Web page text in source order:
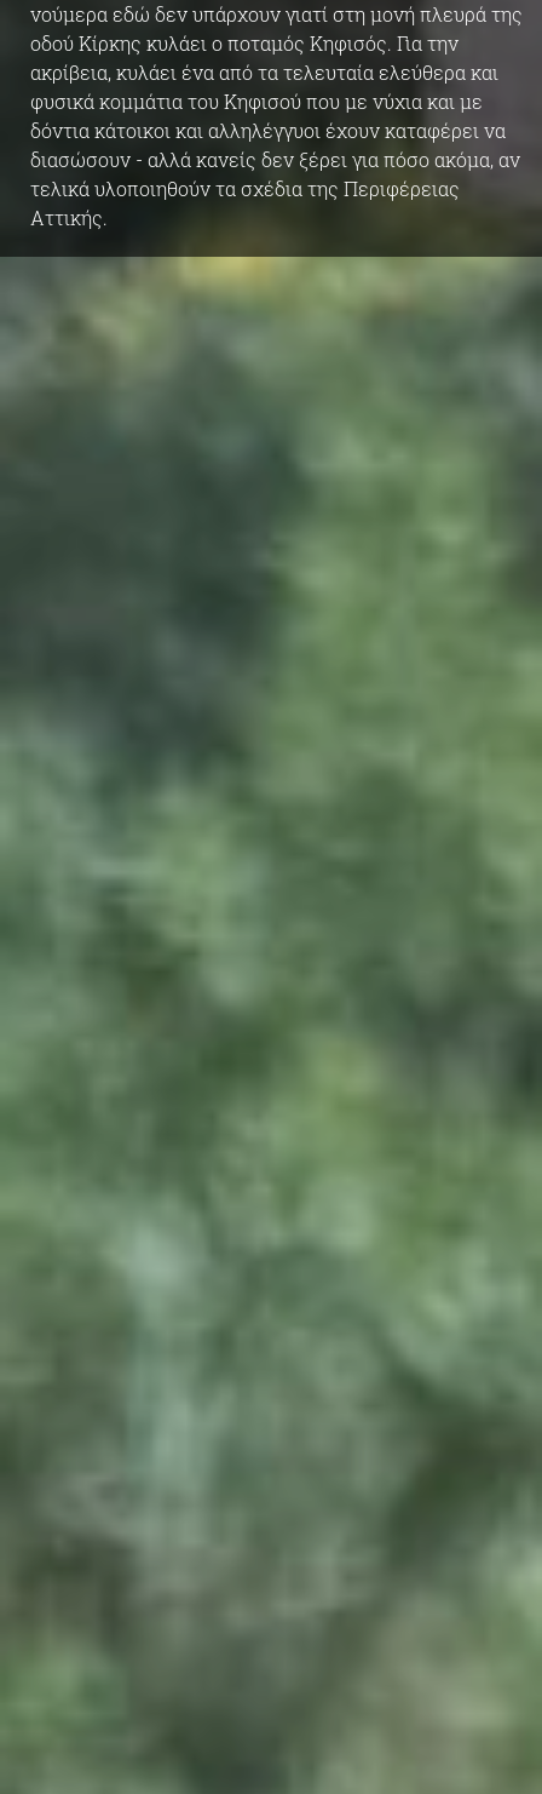
νούμερα εδώ δεν υπάρχουν γιατί στη μονή πλευρά της
οδού Κίρκης κυλάει ο ποταμός Κηφισός. Για την
ακρίβεια, κυλάει ένα από τα τελευταία ελεύθερα και
φυσικά κομμάτια του Κηφισού που με νύχια και με
δόντια κάτοικοι και αλληλέγγυοι έχουν καταφέρει να
διασώσουν - αλλά κανείς δεν ξέρει για πόσο ακόμα, αν
τελικά υλοποιηθούν τα σχέδια της Περιφέρειας
Αττικής.